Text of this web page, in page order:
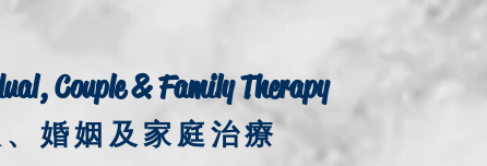
Couple & Family Therapy
婚姻及家庭治療